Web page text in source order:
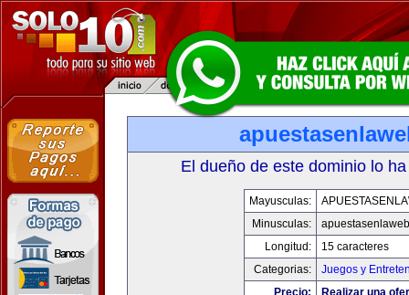
El dueño de este dominio lo
Mayusculas:
Minusculas:
Longitud:
15 caracteres
Categorias:
Juegos y
Precio:
Realizar una